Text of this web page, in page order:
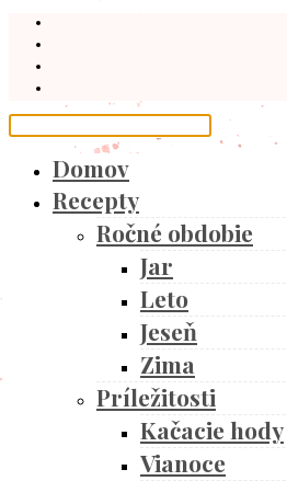
Domov
Recepty
Ročné obdobie
Jar
Leto
Jeseň
Zima
Príležitosti
Kačacie hody
Vianoce